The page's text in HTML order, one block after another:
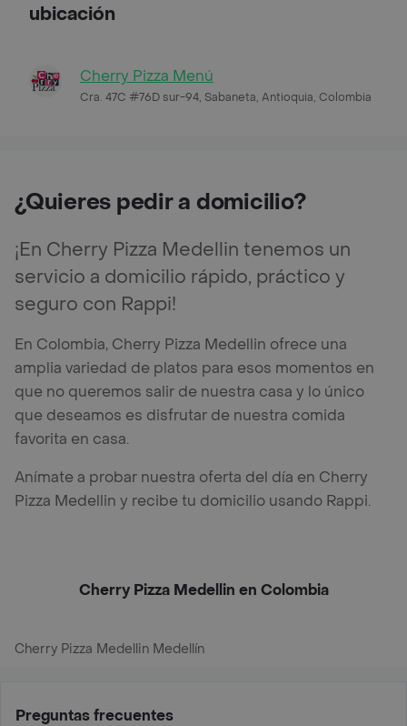
ubicación
Cherry Pizza Menú
Cra. 47C #76D sur-94, Sabaneta, Antioquia, Colombia
¿Quieres pedir a domicilio?
¡En Cherry Pizza Medellin tenemos un
servicio a domicilio rápido, práctico y
seguro con Rappi!
En Colombia, Cherry Pizza Medellin ofrece una
amplia variedad de platos para esos momentos en
que no queremos salir de nuestra casa y lo único
que deseamos es disfrutar de nuestra comida
favorita en casa.
Anímate a probar nuestra oferta del día en Cherry
Pizza Medellin y recibe tu domicilio usando Rappi.
Cherry Pizza Medellin en Colombia
Cherry Pizza Medellin Medellín
Preguntas frecuentes